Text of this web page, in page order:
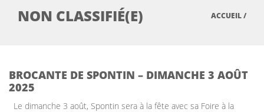
ACCUEIL/
NON CLASSIFIÉ(E)
BROCANTE DE SPONTIN – DIMANCHE 3 AOÛT
2025
Le dimanche 3 août, Spontin sera à la fête avec sa Foire à la